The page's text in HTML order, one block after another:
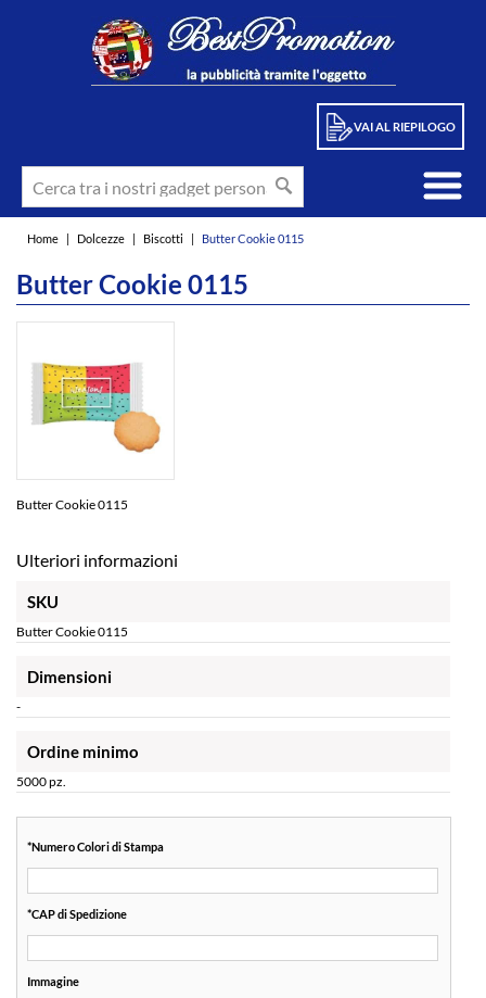
VAI AL RIEPILOGO
Home | Dolcezze | Biscotti | Butter Cookie 0115
Butter Cookie 0115
Butter Cookie 0115
Ulteriori informazioni
SKU
Butter Cookie 0115
Dimensioni
-
Ordine minimo
5000 pz.
*Numero Colori di Stampa
*CAP di Spedizione
Immagine